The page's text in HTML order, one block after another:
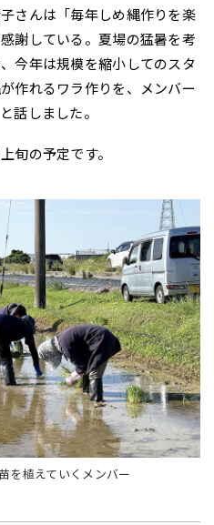
を植えていくメンバー
さんは「毎年しめ縄作りを楽
謝している。夏場の猛暑を考
今年は規模を縮小してのスタ
作れるワラ作りを、メンバー
話しました。
旬の予定です。